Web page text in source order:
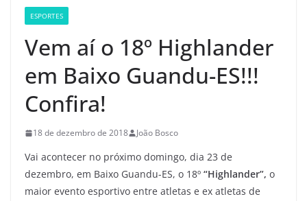
ESPORTES
Vem aí o 18º Highlander
em Baixo Guandu-ES!!!
Confira!
18 de dezembro de 2018 João Bosco
Vai acontecer no próximo domingo, dia 23 de
dezembro, em Baixo Guandu-ES, o 18º “Highlander”, o
maior evento esportivo entre atletas e ex atletas de